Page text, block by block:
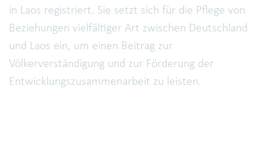
in Laos registriert. Sie setzt sich für die Pflege von
Beziehungen vielfältiger Art zwischen Deutschland
und Laos ein, um einen Beitrag zur
Völkerverständigung und zur Förderung der
Entwicklungszusammenarbeit zu leisten.